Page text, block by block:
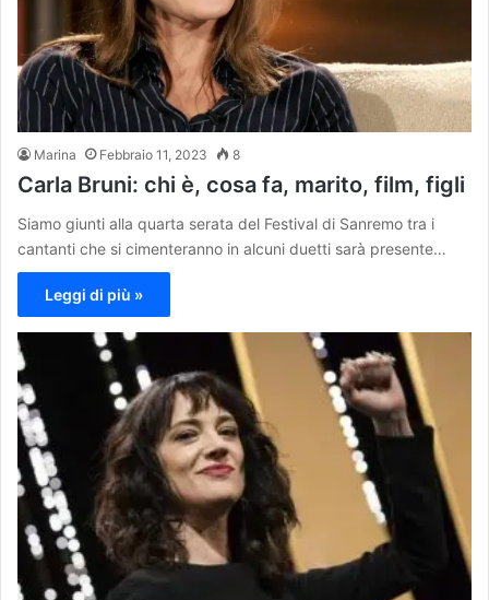
Marina Febbraio 11, 2023 8
Carla Bruni: chi è, cosa fa, marito, film, figli
Siamo giunti alla quarta serata del Festival di Sanremo tra i
cantanti che si cimenteranno in alcuni duetti sarà presente…
Leggi di più »